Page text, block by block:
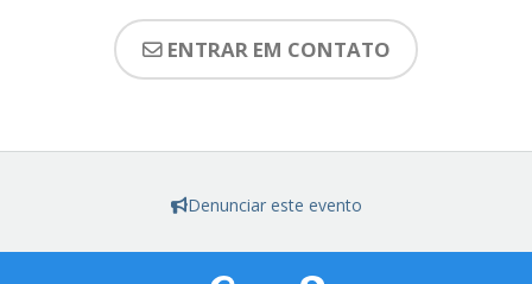
ENTRAR EM CONTATO
Denunciar este evento